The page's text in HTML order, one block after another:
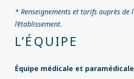
* Renseignements et tarifs auprès de
l’établissement.
L’ÉQUIPE
Équipe médicale et